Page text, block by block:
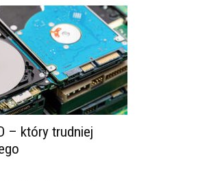
– który trudniej